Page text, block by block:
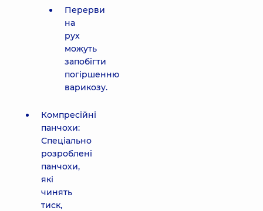
Перерви
на
рух
можуть
запобігти
погіршенню
варикозу.
Компресійні
панчохи:
Спеціально
розроблені
панчохи,
які
чинять
тиск,